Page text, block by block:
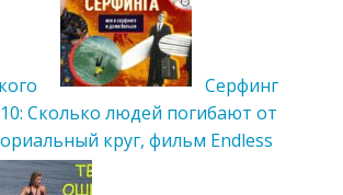
Cерфинг
Сколько людей погибают от
круг, фильм Endless